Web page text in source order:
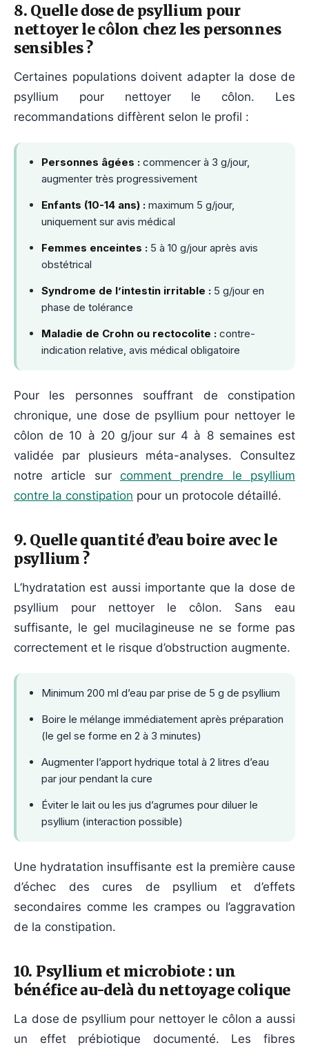
8. Quelle dose de psyllium pour
nettoyer le côlon chez les personnes
sensibles ?
Certaines populations doivent adapter la dose de
psyllium pour nettoyer le côlon. Les
recommandations diffèrent selon le profil :
Personnes âgées : commencer à 3 g/jour,
augmenter très progressivement
Enfants (10-14 ans) : maximum 5 g/jour,
uniquement sur avis médical
Femmes enceintes : 5 à 10 g/jour après avis
obstétrical
Syndrome de l’intestin irritable : 5 g/jour en
phase de tolérance
Maladie de Crohn ou rectocolite : contre-
indication relative, avis médical obligatoire
Pour les personnes souffrant de constipation
chronique, une dose de psyllium pour nettoyer le
côlon de 10 à 20 g/jour sur 4 à 8 semaines est
validée par plusieurs méta-analyses. Consultez
notre article sur comment prendre le psyllium
contre la constipation pour un protocole détaillé.
9. Quelle quantité d’eau boire avec le
psyllium ?
L’hydratation est aussi importante que la dose de
psyllium pour nettoyer le côlon. Sans eau
suffisante, le gel mucilagineuse ne se forme pas
correctement et le risque d’obstruction augmente.
Minimum 200 ml d’eau par prise de 5 g de psyllium
Boire le mélange immédiatement après préparation
(le gel se forme en 2 à 3 minutes)
Augmenter l’apport hydrique total à 2 litres d’eau
par jour pendant la cure
Éviter le lait ou les jus d’agrumes pour diluer le
psyllium (interaction possible)
Une hydratation insuffisante est la première cause
d’échec des cures de psyllium et d’effets
secondaires comme les crampes ou l’aggravation
de la constipation.
10. Psyllium et microbiote : un
bénéfice au-delà du nettoyage colique
La dose de psyllium pour nettoyer le côlon a aussi
un effet prébiotique documenté. Les fibres